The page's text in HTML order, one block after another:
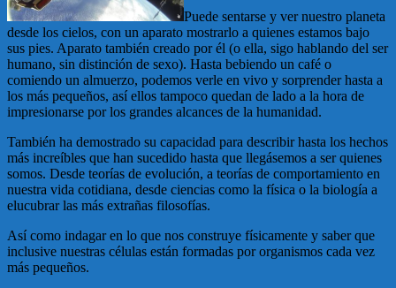
Puede sentarse y ver nuestro planeta
desde los cielos, con un aparato mostrarlo a quienes estamos bajo
sus pies. Aparato también creado por él (o ella, sigo hablando del ser
humano, sin distinción de sexo). Hasta bebiendo un café o
comiendo un almuerzo, podemos verle en vivo y sorprender hasta a
los más pequeños, así ellos tampoco quedan de lado a la hora de
impresionarse por los grandes alcances de la humanidad.
También ha demostrado su capacidad para describir hasta los hechos
más increíbles que han sucedido hasta que llegásemos a ser quienes
somos. Desde teorías de evolución, a teorías de comportamiento en
nuestra vida cotidiana, desde ciencias como la física o la biología a
elucubrar las más extrañas filosofías.
Así como indagar en lo que nos construye físicamente y saber que
inclusive nuestras células están formadas por organismos cada vez
más pequeños.